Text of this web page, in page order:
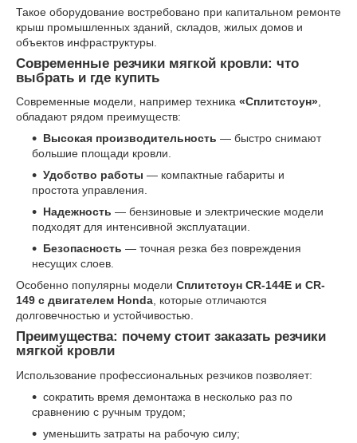
Такое оборудование востребовано при капитальном ремонте
крыш промышленных зданий, складов, жилых домов и
объектов инфраструктуры.
Современные резчики мягкой кровли: что
выбрать и где купить
Современные модели, например техника «Сплитстоун»,
обладают рядом преимуществ:
Высокая производительность — быстро снимают
большие площади кровли.
Удобство работы — компактные габариты и
простота управления.
Надежность — бензиновые и электрические модели
подходят для интенсивной эксплуатации.
Безопасность — точная резка без повреждения
несущих слоев.
Особенно популярны модели Сплитстоун CR-144Е и CR-
149 с двигателем Honda, которые отличаются
долговечностью и устойчивостью.
Преимущества: почему стоит заказать резчики
мягкой кровли
Использование профессиональных резчиков позволяет:
сократить время демонтажа в несколько раз по
сравнению с ручным трудом;
уменьшить затраты на рабочую силу;